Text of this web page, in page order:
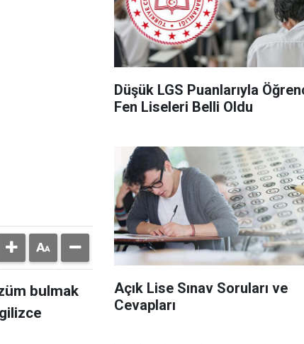
bulmak
Düşük LGS Puanlarıyla
Fen Liseleri Belli Oldu
Açık Lise Sınav Soruları ve
Cevapları